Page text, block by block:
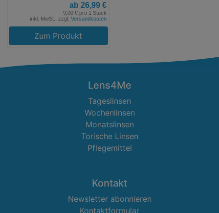
ab 26,99 €
9,00 € pro 1 Stück
inkl. MwSt., zzgl. Versandkosten
Zum Produkt
Lens4Me
Tageslinsen
Wochenlinsen
Monatslinsen
Torische Linsen
Pflegemittel
Kontakt
Newsletter abonnieren
Kontaktformular